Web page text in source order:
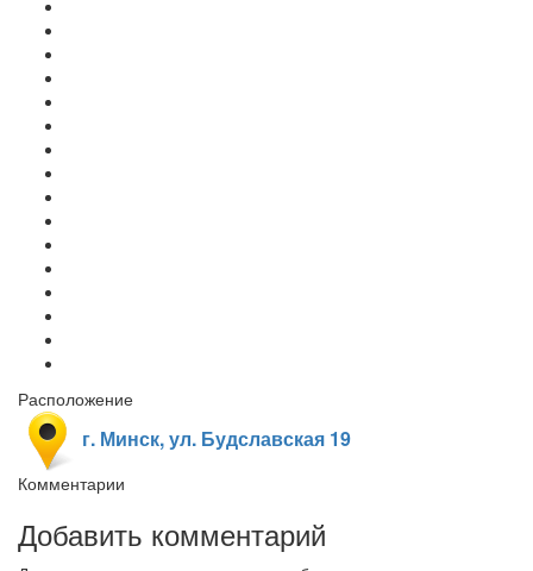
Расположение
г. Минск, ул. Будславская 19
Комментарии
Добавить комментарий